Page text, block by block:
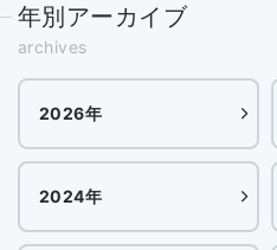
年別アーカイブ
archives
2026年
2024年